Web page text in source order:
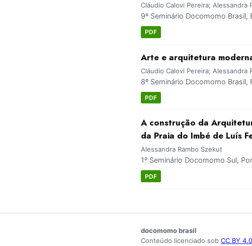
Cláudio Calovi Pereira; Alessandra
9º Seminário Docomomo Brasil,
PDF
Arte e arquitetura
Cláudio Calovi Pereira; Alessandra
8º Seminário Docomomo Brasil,
PDF
A construção da
da Praia do Imbé de Luís
Alessandra Rambo Szekut
1º Seminário Docomomo Sul,
PDF
docomomo brasil
Conteúdo licenciado sob CC BY 4.0